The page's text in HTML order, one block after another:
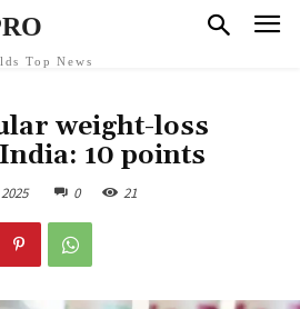
Top News
weight-loss
10 points
0 21